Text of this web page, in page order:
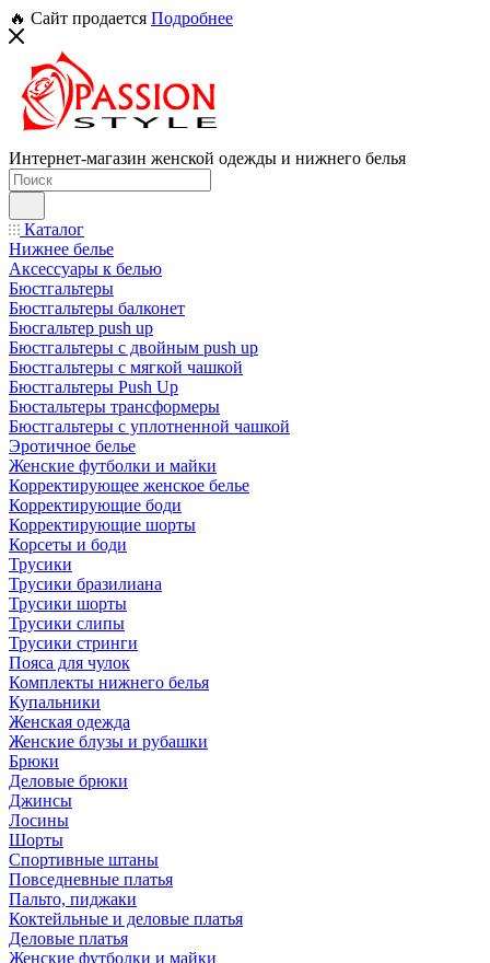
🔥 Сайт продается Подробнее
Интернет-магазин женской одежды и нижнего белья
Каталог
Нижнее белье
Аксессуары к белью
Бюстгальтеры
Бюстгальтеры балконет
Бюсгальтер push up
Бюстгальтеры с двойным push up
Бюстгальтеры с мягкой чашкой
Бюстгальтеры Push Up
Бюстальтеры трансформеры
Бюстгальтеры с уплотненной чашкой
Эротичное белье
Женские футболки и майки
Корректирующее женское белье
Корректирующие боди
Корректирующие шорты
Корсеты и боди
Трусики
Трусики бразилиана
Трусики шорты
Трусики слипы
Трусики стринги
Пояса для чулок
Комплекты нижнего белья
Купальники
Женская одежда
Женские блузы и рубашки
Брюки
Деловые брюки
Джинсы
Лосины
Шорты
Спортивные штаны
Повседневные платья
Пальто, пиджаки
Коктейльные и деловые платья
Деловые платья
Женские футболки и майки